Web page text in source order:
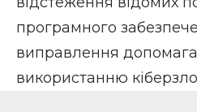
програмного
виправлення
використанню